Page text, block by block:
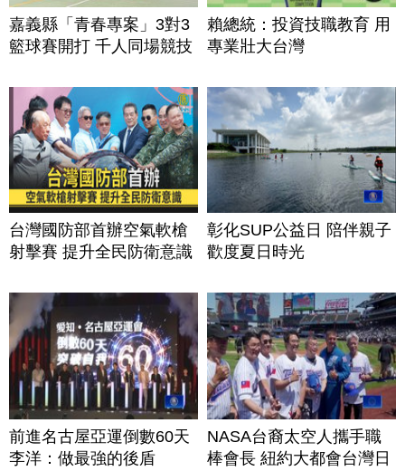
嘉義縣「青春專案」3對3
籃球賽開打 千人同場競技
賴總統：投資技職教育 用
專業壯大台灣
台灣國防部首辦空氣軟槍
射擊賽 提升全民防衛意識
彰化SUP公益日 陪伴親子
歡度夏日時光
前進名古屋亞運倒數60天
李洋：做最強的後盾
NASA台裔太空人攜手職
棒會長 紐約大都會台灣日